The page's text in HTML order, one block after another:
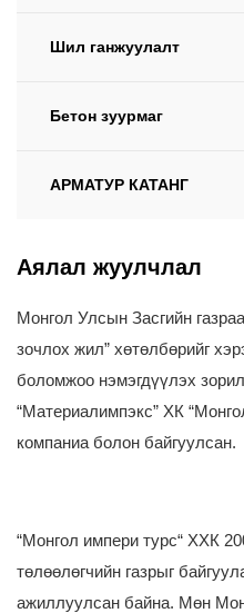
Шил ганжуулалт
Бетон зуурмаг
АРМАТУР КАТАНГ
Аялал жуулчлал
Монгол Улсын Засгийн
зочлох жил” хөтөлбөрийг
боломжоо нэмэгдүүлэх
“Материалимпэкс” ХК
компаниа болон байгуулсан.
“Монгол импери турс“ ХХК
төлөөлөгчийн газрыг
ажиллуулсан байна. Мөн